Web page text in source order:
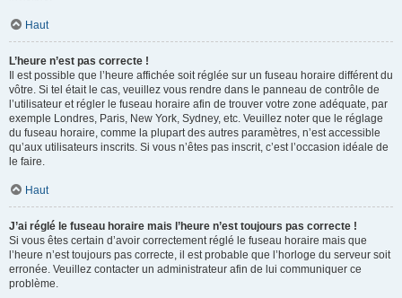
Haut
L’heure n’est pas correcte !
Il est possible que l’heure affichée soit réglée sur un fuseau horaire différent du
vôtre. Si tel était le cas, veuillez vous rendre dans le panneau de contrôle de
l’utilisateur et régler le fuseau horaire afin de trouver votre zone adéquate, par
exemple Londres, Paris, New York, Sydney, etc. Veuillez noter que le réglage
du fuseau horaire, comme la plupart des autres paramètres, n’est accessible
qu’aux utilisateurs inscrits. Si vous n’êtes pas inscrit, c’est l’occasion idéale de
le faire.
Haut
J’ai réglé le fuseau horaire mais l’heure n’est toujours pas correcte !
Si vous êtes certain d’avoir correctement réglé le fuseau horaire mais que
l’heure n’est toujours pas correcte, il est probable que l’horloge du serveur soit
erronée. Veuillez contacter un administrateur afin de lui communiquer ce
problème.